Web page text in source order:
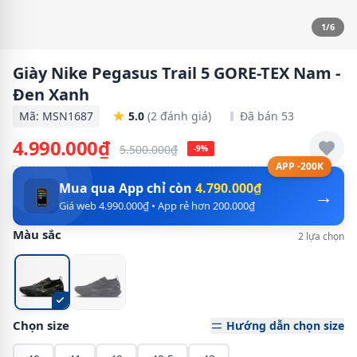
1/6
Giày Nike Pegasus Trail 5 GORE-TEX Nam -
Đen Xanh
Mã: MSN1687 5.0 (2 đánh giá) Đã bán 53
4.990.000₫ 5.500.000₫ -9%
APP -200K
→
📱 Mua qua App chỉ còn 4.790.000₫
Giá web 4.990.000₫ • App rẻ hơn 200.000₫
Màu sắc 2 lựa chọn
Chọn size Hướng dẫn chọn size